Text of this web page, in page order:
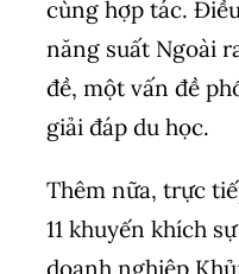
cùng hợp tác.
năng suất Ngoài
đề, một vấn đề
giải đáp du học.
Thêm nữa, trực
11 khuyến khích
doanh nghiệp